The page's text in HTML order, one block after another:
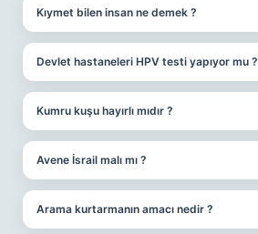
Kıymet bilen insan ne demek ?
Devlet hastaneleri HPV testi yapıyor mu ?
Kumru kuşu hayırlı mıdır ?
Avene İsrail malı mı ?
Arama kurtarmanın amacı nedir ?